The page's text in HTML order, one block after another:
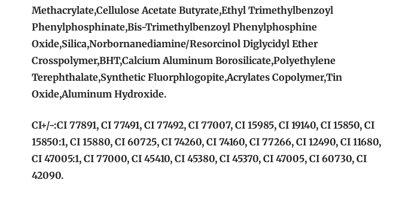
Methacrylate,Cellulose Acetate Butyrate,Ethyl Trimethylbenzoyl
Phenylphosphinate,Bis-Trimethylbenzoyl Phenylphosphine
Oxide,Silica,Norbornanediamine/Resorcinol Diglycidyl Ether
Crosspolymer,BHT,Calcium Aluminum Borosilicate,Polyethylene
Terephthalate,Synthetic Fluorphlogopite,Acrylates Copolymer,Tin
Oxide,Aluminum Hydroxide.
CI+/-:CI 77891, CI 77491, CI 77492, CI 77007, CI 15985, CI 19140, CI 15850, CI
15850:1, CI 15880, CI 60725, CI 74260, CI 74160, CI 77266, CI 12490, CI 11680,
CI 47005:1, CI 77000, CI 45410, CI 45380, CI 45370, CI 47005, CI 60730, CI
42090.